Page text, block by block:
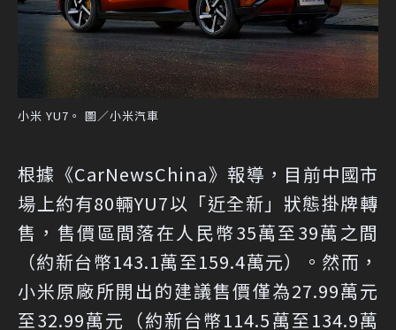
小米 YU7。 圖／小米汽車
根據《CarNewsChina》報導，目前中國市
場上約有80輛YU7以「近全新」狀態掛牌轉
售，售價區間落在人民幣35萬至39萬之間
（約新台幣143.1萬至159.4萬元）。然而，
小米原廠所開出的建議售價僅為27.99萬元
至32.99萬元（約新台幣114.5萬至134.9萬